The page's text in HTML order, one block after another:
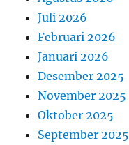
Juli 2026
Februari 2026
Januari 2026
Desember 2025
November 2025
Oktober 2025
September 2025